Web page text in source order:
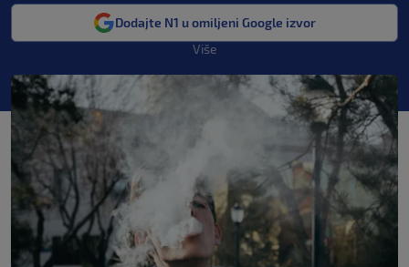
Dodajte N1 u omiljeni Google izvor
Više